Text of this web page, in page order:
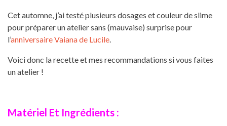
Cet automne, j’ai testé plusieurs dosages et couleur de slime
pour préparer un atelier sans (mauvaise) surprise pour
l’anniversaire Vaiana de Lucile.
Voici donc la recette et mes recommandations si vous faites
un atelier !
Matériel Et Ingrédients :